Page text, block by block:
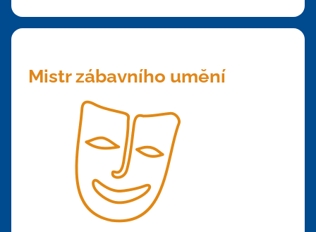
Mistr zábavního umění